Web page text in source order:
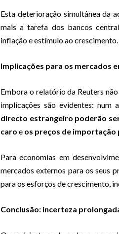
Esta deterioração simultânea da
mais a tarefa dos bancos
inflação e estímulo ao crescimento.
Implicações para os mercados
Embora o relatório da Reuters
implicações são evidentes: num
directo estrangeiro poderão
caro e os preços de
Para economias em
mercados externos para os seus
para os esforços de crescimento,
Conclusão: incerteza